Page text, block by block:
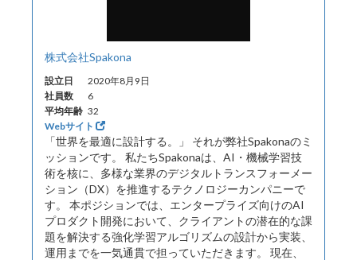
株式会社Spakona
設立日
2020年8月9日
社員数
6
平均年齢 32
Webサイト
「世界を最適に設計する。」 それが弊社Spakonaのミ
ッションです。 私たちSpakonaは、AI・機械学習技
術を核に、多様な業界のデジタルトランスフォーメー
ション（DX）を推進するテクノロジーカンパニーで
す。 本ポジションでは、エンタープライズ向けのAI
プロダクト開発において、クライアントの潜在的な課
題を解決する強化学習アルゴリズムの設計から実装、
運用までを一気通貫で担っていただきます。 現在、